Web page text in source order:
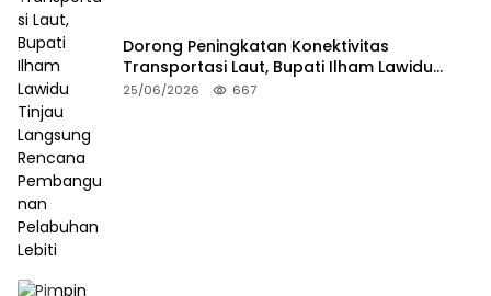
Dorong Peningkatan Konektivitas
Transportasi Laut, Bupati Ilham Lawidu
Tinjau Langsung Rencana Pembangunan
25/06/2026 667